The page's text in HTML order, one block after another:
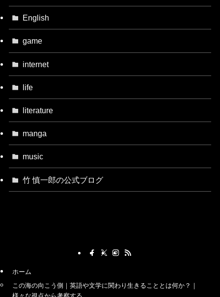
English
game
internet
life
literature
manga
music
竹 慎一郎の公式ブログ
ホーム
この海の向こう側｜英語や文学に関わり生きることとは何か？｜